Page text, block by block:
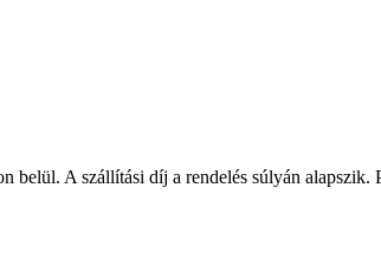
A szállítási díj a rendelés súlyán